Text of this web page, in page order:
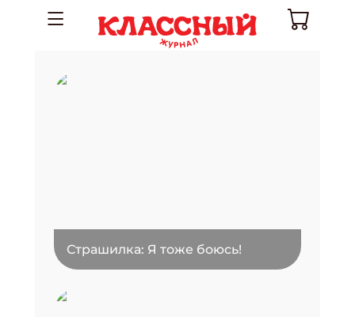
Страшилка: Я тоже боюсь!